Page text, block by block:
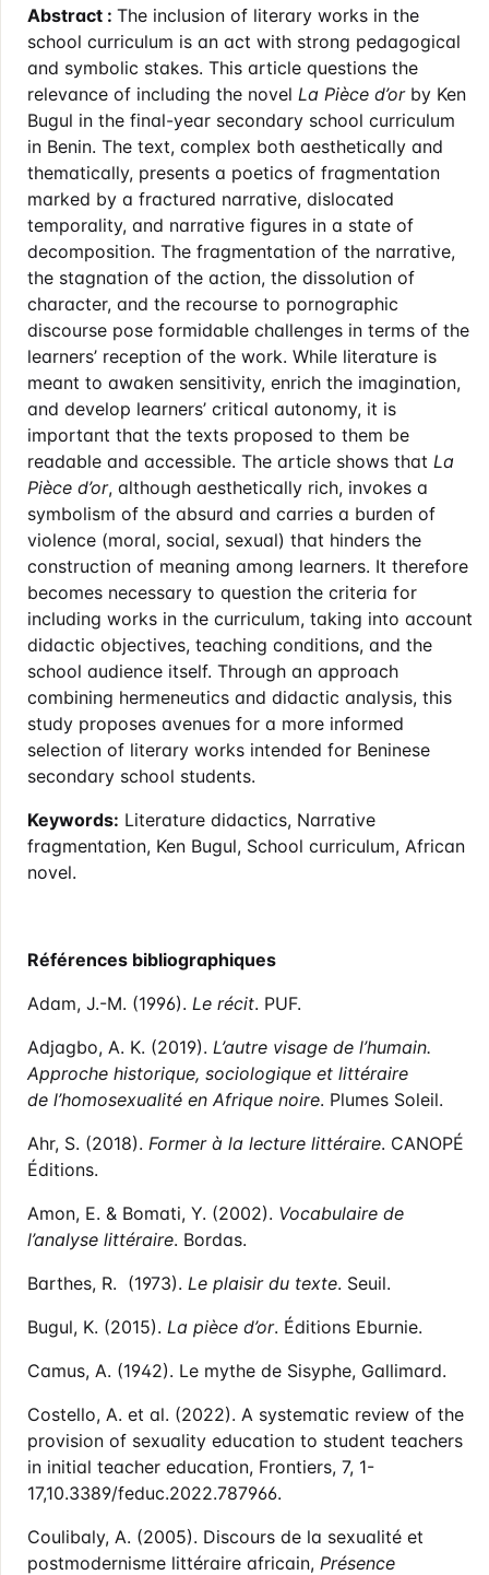
Abstract : The inclusion of literary works in the
school curriculum is an act with strong pedagogical
and symbolic stakes. This article questions the
relevance of including the novel La Pièce d’orby Ken
Bugul in the final-year secondary school curriculum
in Benin. The text, complex both aesthetically and
thematically, presents a poetics of fragmentation
marked by a fractured narrative, dislocated
temporality, and narrative figures in a state of
decomposition. The fragmentation of the narrative,
the stagnation of the action, the dissolution of
character, and the recourse to pornographic
discourse pose formidable challenges in terms of the
learners’ reception of the work. While literature is
meant to awaken sensitivity, enrich the imagination,
and develop learners’ critical autonomy, it is
important that the texts proposed to them be
readable and accessible. The article shows that La
Pièce d’or, although aesthetically rich, invokes a
symbolism of the absurd and carries a burden of
violence (moral, social, sexual) that hinders the
construction of meaning among learners. It therefore
becomes necessary to question the criteria for
including works in the curriculum, taking into account
didactic objectives, teaching conditions, and the
school audience itself. Through an approach
combining hermeneutics and didactic analysis, this
study proposes avenues for a more informed
selection of literary works intended for Beninese
secondary school students.
Keywords: Literature didactics, Narrative
fragmentation, Ken Bugul, School curriculum, African
novel.
Références bibliographiques
Adam, J.-M. (1996). Le récit. PUF.
Adjagbo, A. K. (2019). L’autre visage de l’humain.
Approche historique, sociologique et littéraire
de l’homosexualité en Afrique noire. Plumes Soleil.
Ahr, S. (2018). Former à la lecture littéraire. CANOPÉ
Éditions.
Amon, E. & Bomati, Y. (2002). Vocabulaire de
l’analyse littéraire. Bordas.
Barthes, R. (1973). Le plaisir du texte. Seuil.
Bugul, K. (2015). La pièce d’or. Éditions Eburnie.
Camus, A. (1942). Le mythe de Sisyphe, Gallimard.
Costello, A. et al. (2022). A systematic review of the
provision of sexuality education to student teachers
in initial teacher education, Frontiers, 7, 1-
17,10.3389/feduc.2022.787966.
Coulibaly, A. (2005). Discours de la sexualité et
postmodernisme littéraire africain, Présence